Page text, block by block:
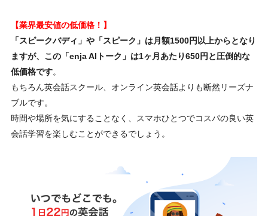
【業界最安値の低価格！】
「スピークバディ」や「スピーク」は月額1500円以上からとなり
ますが、この「enja AIトーク」は1ヶ月あたり650円と圧倒的な
低価格です。
もちろん英会話スクール、オンライン英会話よりも断然リーズナ
ブルです。
時間や場所を気にすることなく、スマホひとつでコスパの良い英
会話学習を楽しむことができるでしょう。